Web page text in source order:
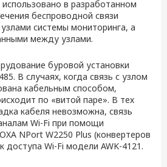
в разработанном
беспроводной связи
системы мониторинга, а
между узлами.
буровой установки
В случаях, когда связь с узлом
кабельным способом,
по «витой паре». В тех
кабеля невозможна, связь
Wi-Fi при помощи
NPort W2250 Plus (конвертеров
доступа Wi-Fi модели AWK-4121.